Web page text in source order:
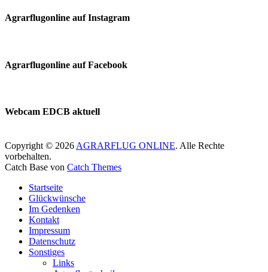
Agrarflugonline auf Instagram
Agrarflugonline auf Facebook
Webcam EDCB aktuell
Copyright © 2026AGRARFLUG ONLINE. Alle Rechte
vorbehalten.
Catch Base von Catch Themes
oben
scrollen
Startseite
Glückwünsche
Im Gedenken
Kontakt
Impressum
Datenschutz
Sonstiges
Links